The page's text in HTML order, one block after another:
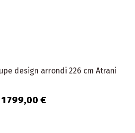
design arrondi 226 cm Atrani
1 799,00 €